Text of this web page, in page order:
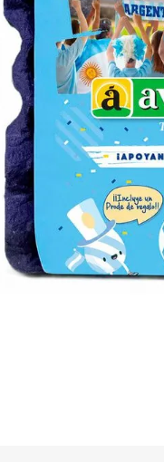
10. Nestle Classic